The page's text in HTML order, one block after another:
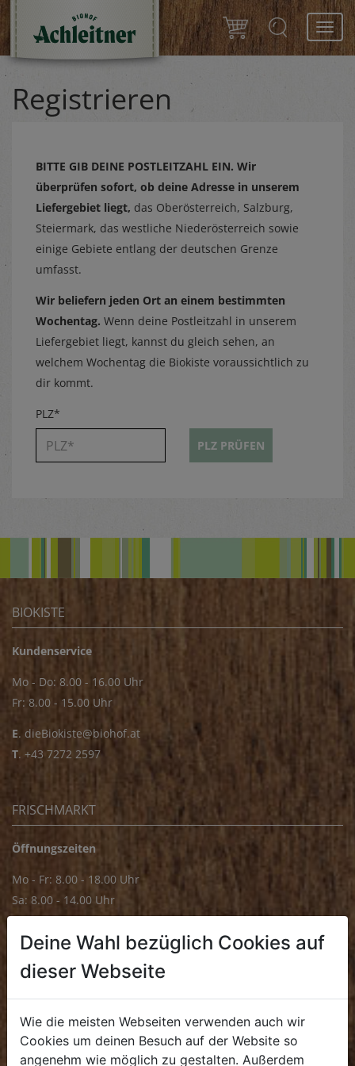
Registrieren
BITTE GIB DEINE POSTLEITZAHL EIN. Wir
überprüfen sofort, ob deine Adresse in unserem
Liefergebiet liegt, das Oberösterreich, Salzburg,
Steiermark, das westliche Niederösterreich sowie
einige Gebiete entlang der deutschen Grenze
umfasst.
Wir beliefern jeden Ort an einem bestimmten
Wochentag. Wenn deine Postleitzahl in unserem
Liefergebiet liegt, kannst du gleich sehen, an
welchem Wochentag die Biokiste voraussichtlich zu
dir kommt.
PLZ*
PLZ PRÜFEN
BIOKISTE
Kundenservice
Mo - Do: 8.00 - 16.00 Uhr
Fr: 8.00 - 15.00 Uhr
E. dieBiokiste@biohof.at
T. +43 7272 2597
FRISCHMARKT
Öffnungszeiten
Mo - Fr: 8.00 - 18.00 Uhr
Sa: 8.00 - 14.00 Uhr
Mo - Fr: 8.00 - 16.00 Uhr
. +43 7272 4859 70
Deine Wahl bezüglich Cookies auf
dieser Webseite
Wie die meisten Webseiten verwenden auch wir
Cookies um deinen Besuch auf der Website so
angenehm wie möglich zu gestalten. Außerdem